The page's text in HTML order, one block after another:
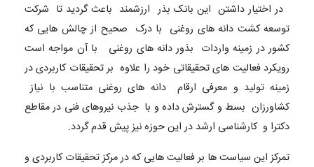
در اختیار داشتن این بانک بذر ارزشمند باعث گردید تا شرکت
توسعه کشت دانه های روغنی با درک صحیح از چالش هایی که
کشور در زمینه واردات بذور دانه های روغنی با آن مواجه است
رویکرد فعالیت های تحقیقاتی خود را علاوه بر تحقیقات کاربردی در
زمینه تولید و معرفی ارقام دانه های روغنی متناسب با نیاز
کشاورزان بسط و گسترش داده و با جذب نیروهای فنی در مقاطع
دکترا و کارشناسی ارشد در این حوزه نیز پیش قدم گردد.
تمرکز این سیاست ها بر فعالیت هایی که در مرکز تحقیقات کاربردی و